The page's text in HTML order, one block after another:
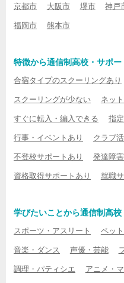
京都市 大阪市 堺市 神戸
福岡市 熊本市
特徴から通信制高校・サポー
合宿タイプのスクーリングあり
スクーリングが少ない ネッ
すぐに転入・編入できる 指
行事・イベントあり クラブ
不登校サポートあり 発達障
資格取得サポートあり 就職
学びたいことから通信制高
スポーツ・アスリート ペッ
音楽・ダンス 声優・芸能
調理・パティシエ アニメ・